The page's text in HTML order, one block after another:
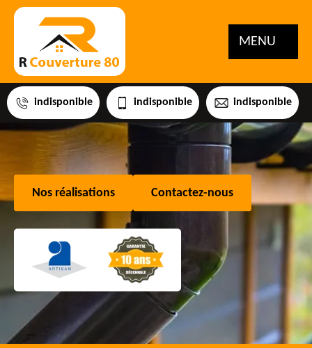
MENU
indisponible indisponible indisponible
Nos réalisations Contactez-nous